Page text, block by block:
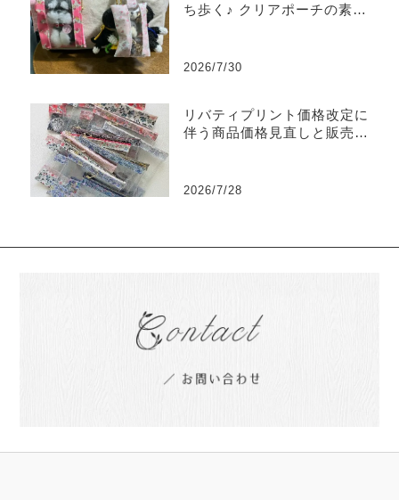
ち歩く♪ クリアポーチの素敵
2026/7/30
リバティプリント価格改定に
伴う商品価格見直しと販売終
2026/7/28